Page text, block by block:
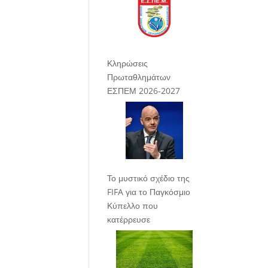
Κληρώσεις
Πρωταθλημάτων
ΕΣΠΕΜ 2026-2027
Το μυστικό σχέδιο της
FIFA για το Παγκόσμιο
Κύπελλο που
κατέρρευσε